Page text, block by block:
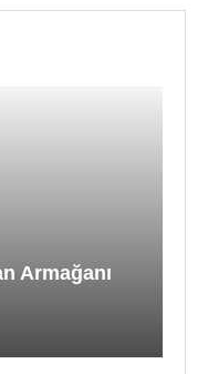
Armağanı